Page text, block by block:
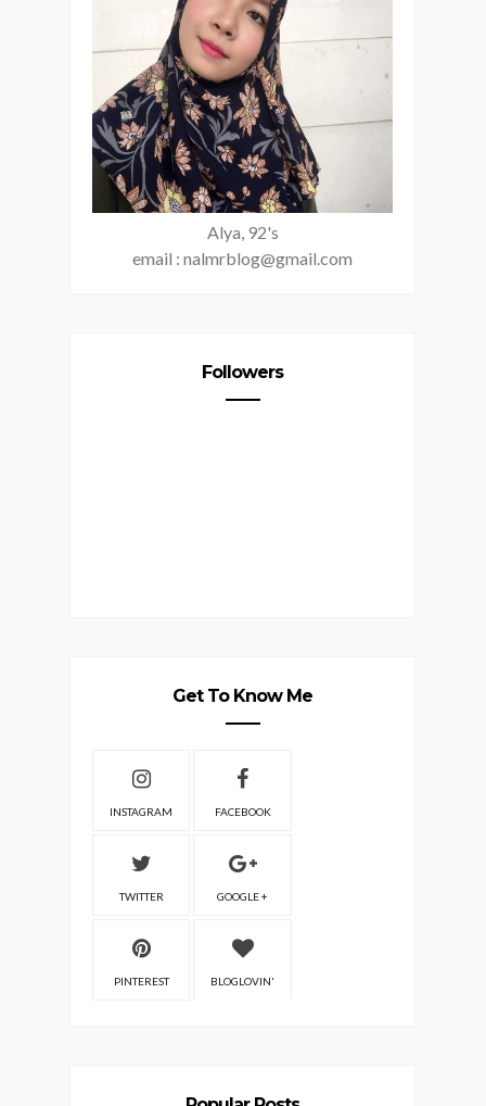
Alya, 92's
email : nalmrblog@gmail.com
Followers
Get To Know Me
INSTAGRAM FACEBOOK
TWITTER GOOGLE +
PINTEREST BLOGLOVIN'